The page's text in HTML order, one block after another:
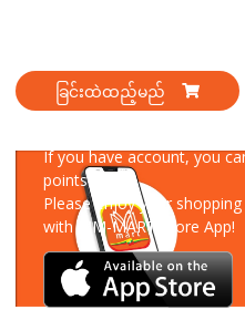
ခြင်းထဲထည့်မည်
If you have account, you
points!
Please enjoy your
with MM-MART Store App!